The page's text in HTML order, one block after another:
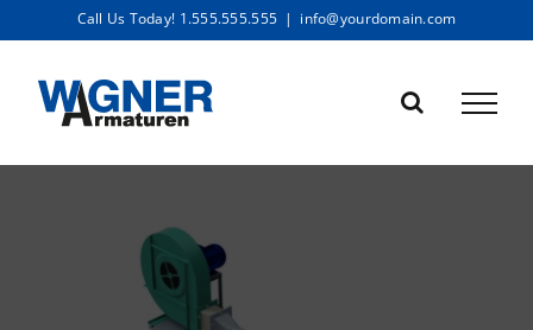
Inhalt
springen
Call Us Today! 1.555.555.555 | info@yourdomain.com